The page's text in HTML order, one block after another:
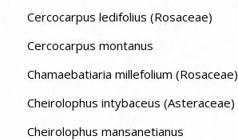
Cercocarpus ledifolius (Rosaceae)
Cercocarpus montanus
Chamaebatiaria millefolium (Rosaceae)
Cheirolophus intybaceus (Asteraceae)
Cheirolophus mansanetianus